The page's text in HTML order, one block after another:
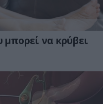
να κρύβει